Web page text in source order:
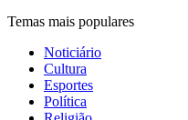
Temas mais populares
Noticiário
Cultura
Esportes
Política